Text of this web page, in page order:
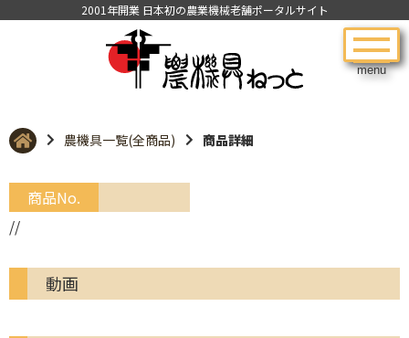
menu
2001年開業 日本初の農業機械老舗ポータルサイト
農機具一覧(全商品) 商品詳細
商品No.
//
動画